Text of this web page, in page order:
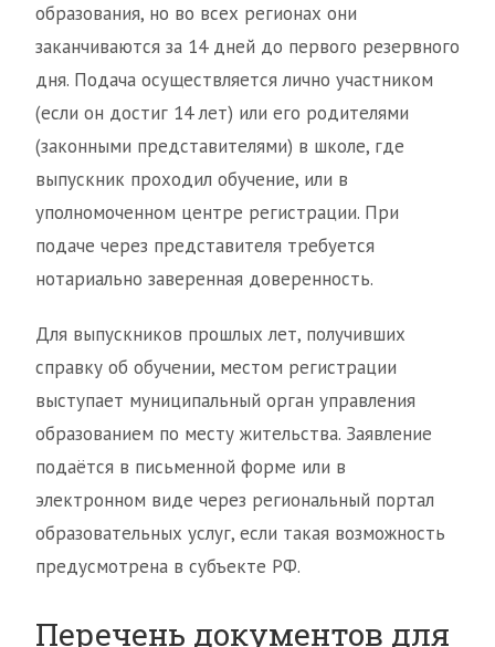
образования, но во всех регионах они
заканчиваются за 14 дней до первого резервного
дня. Подача осуществляется лично участником
(если он достиг 14 лет) или его родителями
(законными представителями) в школе, где
выпускник проходил обучение, или в
уполномоченном центре регистрации. При
подаче через представителя требуется
нотариально заверенная доверенность.
Для выпускников прошлых лет, получивших
справку об обучении, местом регистрации
выступает муниципальный орган управления
образованием по месту жительства. Заявление
подаётся в письменной форме или в
электронном виде через региональный портал
образовательных услуг, если такая возможность
предусмотрена в субъекте РФ.
Перечень документов для